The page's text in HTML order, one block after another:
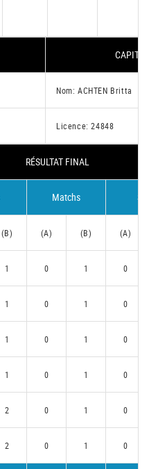
Nom: ACHTEN Britta
Licence: 24848
RÉSULTAT FINAL
Matchs
(B) (A) (B) (A)
1 0 1 0
1 0 1 0
1 0 1 0
1 0 1 0
2 0 1 0
2 0 1 0